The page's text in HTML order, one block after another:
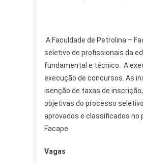
A Faculdade de Petrolina –
seletivo de profissionais da
fundamental e técnico. A
execução de concursos. As
isenção de taxas de
objetivas do processo
aprovados e classificados no
Facape.
Vagas